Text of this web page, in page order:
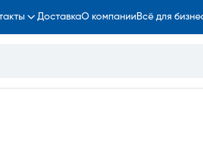
ДоставкаО компанииВсё для